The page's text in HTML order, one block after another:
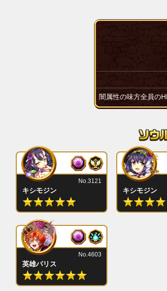
闇属性の味方全員の
キシモジン
No.3121
キシモジン
英雄パリス
No.4603